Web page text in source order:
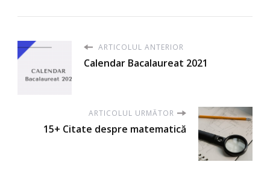
ARTICOLUL ANTERIOR
Calendar Bacalaureat 2021
ARTICOLUL URMĂTOR
15+ Citate despre matematică